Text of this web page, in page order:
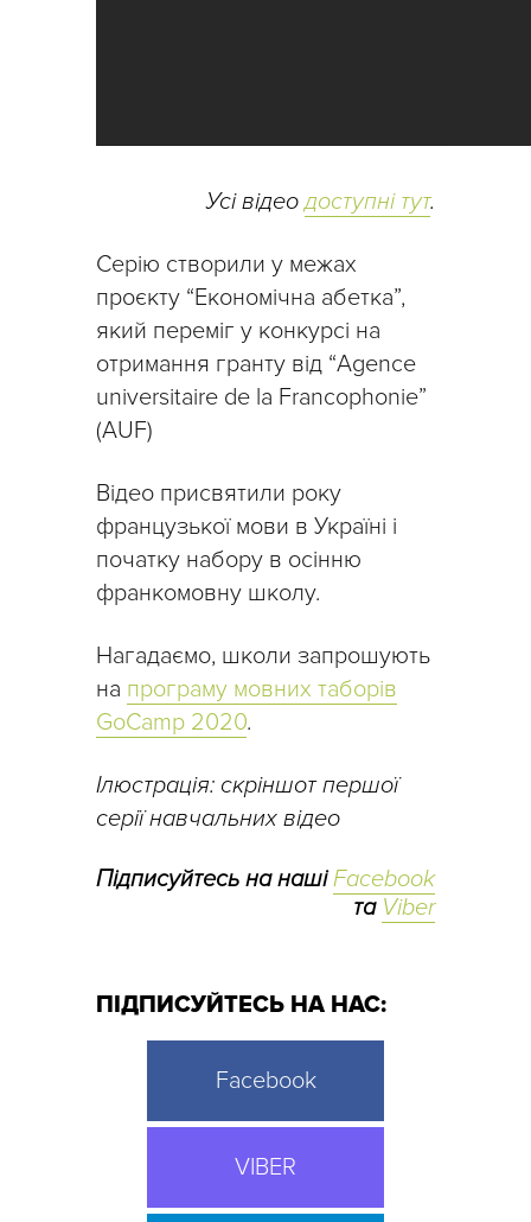
Усі відеодоступні тут.
Серію створили у межах
проєкту “Економічна абетка”,
який переміг у конкурсі на
отримання гранту від “Agence
universitaire de la Francophonie”
(AUF)
Відео присвятили року
французької мови в Україні і
початку набору в осінню
франкомовну школу.
Нагадаємо, школи запрошують
на програму мовних таборів
GoCamp 2020.
Ілюстрація: скріншот першої
серії навчальних відео
Підписуйтесь на нашіFacebook
та Viber
ПІДПИСУЙТЕСЬ НА НАС:
Facebook
VIBER